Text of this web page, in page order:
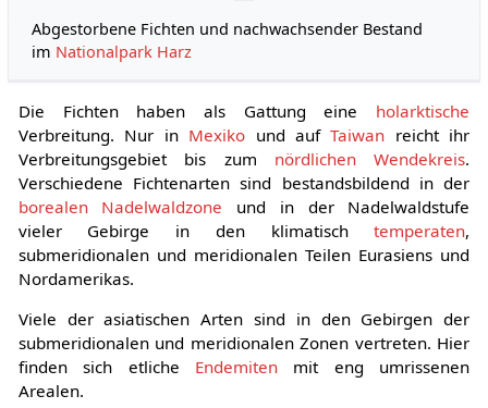
Abgestorbene Fichten und nachwachsender Bestand
im Nationalpark Harz
Die Fichten haben als Gattung eine holarktische
Verbreitung. Nur in Mexiko und aufTaiwan reicht ihr
Verbreitungsgebiet bis zum nördlichen Wendekreis.
Verschiedene Fichtenarten sind bestandsbildend in der
borealen Nadelwaldzone und in der Nadelwaldstufe
vieler Gebirge in den klimatischtemperaten,
submeridionalen und meridionalen Teilen Eurasiens und
Nordamerikas.
Viele der asiatischen Arten sind in den Gebirgen der
submeridionalen und meridionalen Zonen vertreten. Hier
finden sich etliche Endemiten mit eng umrissenen
Arealen.